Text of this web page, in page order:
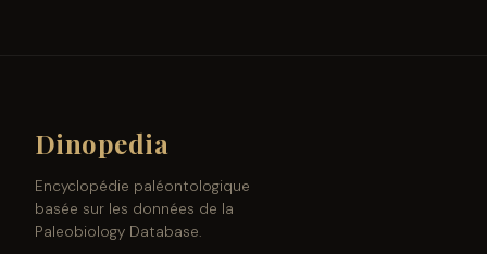
Dinopedia
Encyclopédie paléontologique
basée sur les données de la
Paleobiology Database.